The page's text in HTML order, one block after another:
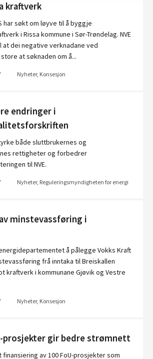
kraftverk
har søkt om løyve til å byggje
i Rissa kommune i Sør-Trøndelag. NVE
at dei negative verknadane ved
at søknaden om å...
Nyheter, Konsesjon
endringer i
både sluttbrukernes og
rettigheter og forbedrer
til NVE.
Nyheter, Reguleringsmyndigheten for energi
minstevassføring i
å pålegge Vokks Kraft
frå inntaka til Breiskallen
kraftverk i kommunane Gjøvik og Vestre
Nyheter, Konsesjon
prosjekter gir bedre strømnett
finansiering av 100 FoU-prosjekter som